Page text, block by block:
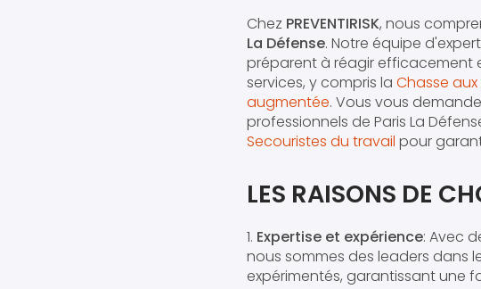
Chez PREVENTIRISK, nous
La Défense. Notre équipe
préparent à réagir efficacement
services, y compris la Chasse
augmentée. Vous vous
professionnels de Paris La
Secouristes du travail pour
LES RAISONS DE
1. Expertise et expérience: Avec
nous sommes des leaders dans
expérimentés, garantissant une